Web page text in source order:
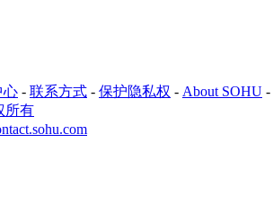
心 - 联系方式 - 保护隐私权 - About SOHU -
所有